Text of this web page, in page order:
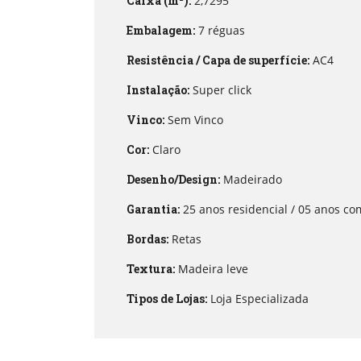
Embalagem: 7 réguas
Resistência / Capa de superfície: AC4
Instalação: Super click
Vinco: Sem Vinco
Cor: Claro
Desenho/Design: Madeirado
Garantia: 25 anos residencial / 05 anos
Bordas: Retas
Textura: Madeira leve
Tipos de Lojas: Loja Especializada